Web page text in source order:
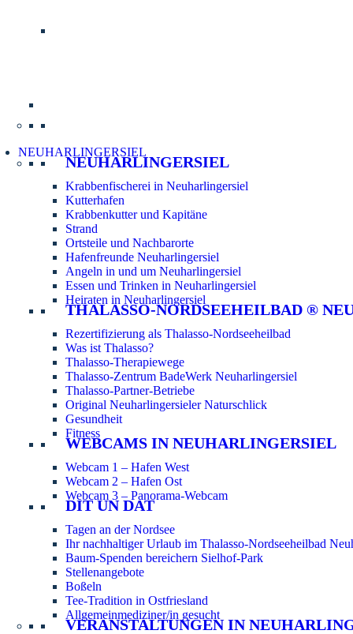
NEUHARLINGERSIEL
NEUHARLINGERSIEL
Krabbenfischerei in Neuharlingersiel
Kutterhafen
Krabbenkutter und Kapitäne
Strand
Ortsteile und Nachbarorte
Hafenfreunde Neuharlingersiel
Angeln in und um Neuharlingersiel
Essen und Trinken in Neuharlingersiel
Heiraten in Neuharlingersiel
THALASSO-NORDSEEHEILBAD ®
Rezertifizierung als Thalasso-Nordseeheilbad
Was ist Thalasso?
Thalasso-Therapiewege
Thalasso-Zentrum BadeWerk Neuharlingersiel
Thalasso-Partner-Betriebe
Original Neuharlingersieler Naturschlick
Gesundheit
Fitness
WEBCAMS IN NEUHARLINGERSIEL
Webcam 1 – Hafen West
Webcam 2 – Hafen Ost
Webcam 3 – Panorama-Webcam
DIT UN DAT
Tagen an der Nordsee
Ihr nachhaltiger Urlaub im Thalasso-Nordseeheilbad
Baum-Spenden bereichern Sielhof-Park
Stellenangebote
Boßeln
Tee-Tradition in Ostfriesland
Allgemeinmediziner/in gesucht
VERANSTALTUNGEN IN